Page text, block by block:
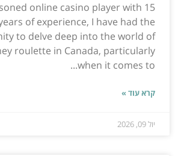
online casino player with 15
of experience, I have had the
to delve deep into the world of
roulette in Canada, particularly
when it comes to...
קרא עוד »
יול 09, 2026